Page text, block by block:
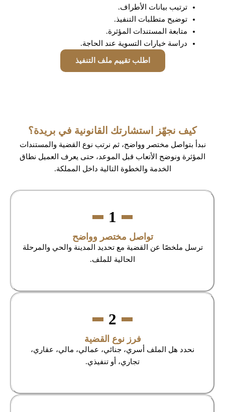
ترتيب بيانات الأطراف.
توضيح متطلبات التنفيذ.
متابعة المستندات المؤثرة.
دراسة خيارات التسوية عند الحاجة.
اطلب تقييم ملف التنفيذ
كيف نجهّز استشارتك القانونية في بريدة؟
نبدأ بتواصل مختصر وواضح، ثم نرتب نوع القضية والمستندات
المؤثرة ونوضح الأتعاب قبل الموعد، حتى يعرف العميل نطاق
الخدمة والخطوة التالية داخل المملكة.
1
تواصل مختصر وواضح
ترسل ملخصًا عن القضية مع تحديد المدينة والحي والمرحلة
الحالية للملف.
2
فرز نوع القضية
نحدد هل الملف أسري، جنائي، عمالي، مالي، عقاري،
تجاري، أو تنفيذي.